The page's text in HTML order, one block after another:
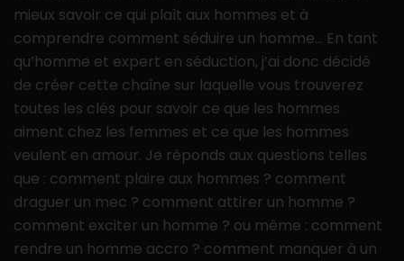
mieux savoir ce qui plaît aux hommes et à
comprendre comment séduire un homme… En tant
qu’homme et expert en séduction, j’ai donc décidé
de créer cette chaîne sur laquelle vous trouverez
toutes les clés pour savoir ce que les hommes
aiment chez les femmes et ce que les hommes
veulent en amour. Je réponds aux questions telles
que : comment plaire aux hommes ? comment
draguer un mec ? comment attirer un homme ?
comment exciter un homme ? ou même : comment
rendre un homme accro ? comment manquer à un